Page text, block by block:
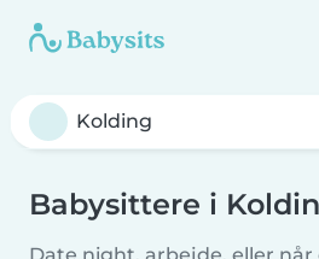
Babysittere i